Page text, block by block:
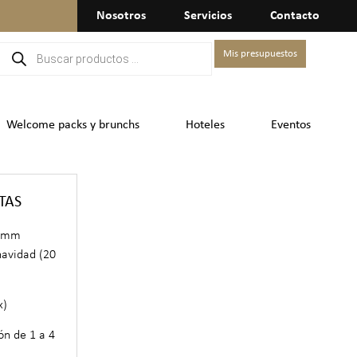
Nosotros Servicios Contacto
Mis presupuestos
Welcome packs y brunchs Hoteles Eventos
(20
de 1 a 4